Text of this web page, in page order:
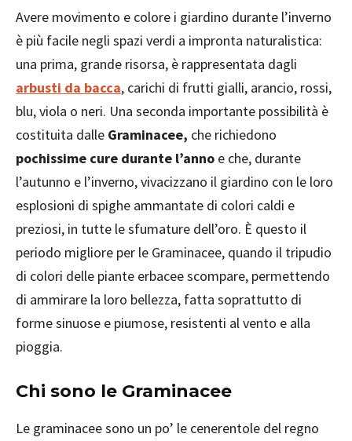
Avere movimento e colore i giardino durante l’inverno
è più facile negli spazi verdi a impronta naturalistica:
una prima, grande risorsa, è rappresentata dagli
arbusti da bacca, carichi di frutti gialli, arancio, rossi,
blu, viola o neri. Una seconda importante possibilità è
costituita dalle Graminacee, che richiedono
pochissime cure durante l’anno e che, durante
l’autunno e l’inverno, vivacizzano il giardino con le loro
esplosioni di spighe ammantate di colori caldi e
preziosi, in tutte le sfumature dell’oro. È questo il
periodo migliore per le Graminacee, quando il tripudio
di colori delle piante erbacee scompare, permettendo
di ammirare la loro bellezza, fatta soprattutto di
forme sinuose e piumose, resistenti al vento e alla
pioggia.
Chi sono le Graminacee
Le graminacee sono un po’ le cenerentole del regno